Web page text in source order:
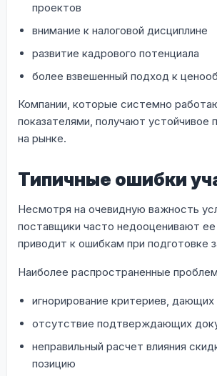
проектов
внимание к налоговой дисциплине
развитие кадрового потенциала
более взвешенный подход к
Компании, которые системно
показателями, получают устойчивое
на рынке.
Типичные ошибки
Несмотря на очевидную важность
поставщики часто недооценивают
приводит к ошибкам при подготовке
Наиболее распространенные
игнорирование критериев, дающих
отсутствие подтверждающих
неправильный расчет влияния
позицию